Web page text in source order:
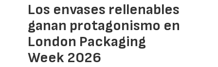
Los envases rellenables
ganan protagonismo en
London Packaging
Week 2026